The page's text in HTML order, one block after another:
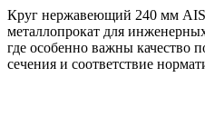
Круг нержавеющий 240 мм
металлопрокат для
где особенно важны качество
сечения и соответствие